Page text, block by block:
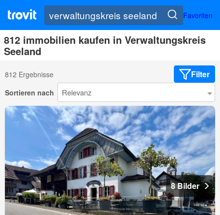
Favoriten
812 immobilien kaufen in Verwaltungskreis
Seeland
812 Ergebnisse Filter
Sortieren nach
8 Bilder